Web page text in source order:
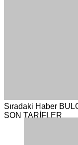
Sıradaki Haber
SON TARİFLER